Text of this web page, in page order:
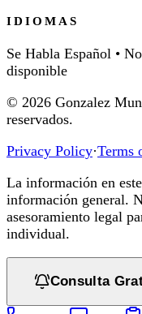
IDIOMAS
Se Habla Español •
disponible
© 2026 Gonzalez
reservados.
Privacy Policy·Terms
La información en
información general.
asesoramiento legal
individual.
Consulta